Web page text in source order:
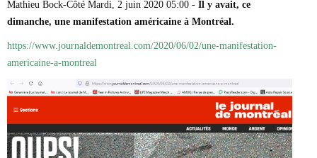
Marie-Eve Doyon
Mathieu Bock Côté
Normand Lester
Philippe Léger
Pierre Martin
Remi Nadeau
Richard Martineau
Réjean Parent
Steve E. Fortin
Mathieu Bock-Côté Mardi, 2 juin 2020 05:00 - Il y avait, ce
dimanche, une manifestation américaine à Montréal.
https://www.journaldemontreal.com/2020/06/02/une-manifestation-
americaine-a-montreal